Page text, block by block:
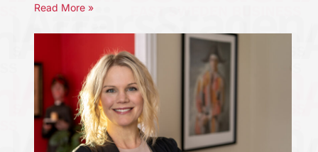
Read More »